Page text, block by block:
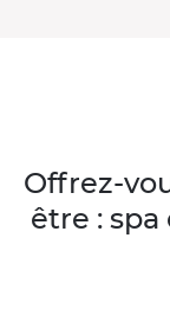
Offrez-
être :